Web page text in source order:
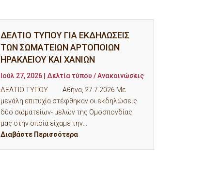
ΔΕΛΤΙΟ ΤΥΠΟΥ ΓΙΑ ΕΚΔΗΛΩΣΕΙΣ
ΤΩΝ ΣΩΜΑΤΕΙΩΝ ΑΡΤΟΠΟΙΩΝ
ΗΡΑΚΛΕΙΟΥ ΚΑΙ ΧΑΝΙΩΝ
Ιούλ 27, 2026| Δελτία τύπου / Ανακοινώσεις
ΔΕΛΤΙΟ ΤΥΠΟΥ Αθήνα, 27.7.2026 Με
μεγάλη επιτυχία στέφθηκαν οι εκδηλώσεις
δύο σωματείων- μελών της Ομοσπονδίας
μας στην οποία είχαμε την...
Διαβάστε Περισσότερα